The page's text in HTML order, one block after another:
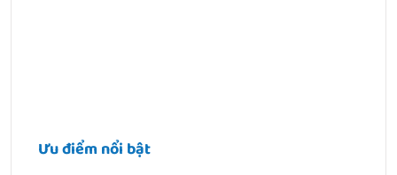
Ưu điểm nổi bật